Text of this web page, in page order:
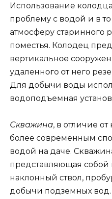
Использование
проблему с водой и в
атмосферу старинного
поместья. Колодец
вертикальное
удаленного от него
Для добычи воды
водоподъемная
Скважина, в отличие от
более современным
водой на даче.
представляющая
наклонный ствол,
добычи подземных